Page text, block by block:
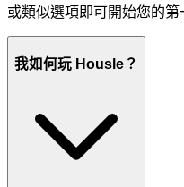
或類似選項即可開始您的第
我如何玩 Housle？